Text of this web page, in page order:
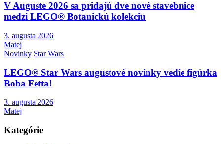
V Auguste 2026 sa pridajú dve nové stavebnice
medzi LEGO® Botanickú kolekciu
3. augusta 2026
Matej
Novinky Star Wars
LEGO® Star Wars augustové novinky vedie figúrka
Boba Fetta!
3. augusta 2026
Matej
Kategórie